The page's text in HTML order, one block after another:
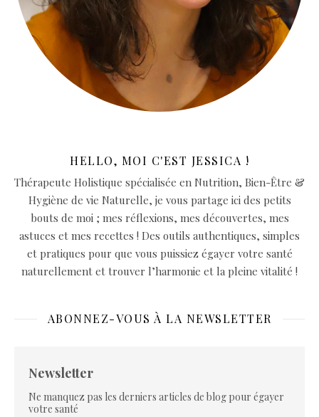
HELLO, MOI C'EST JESSICA !
Thérapeute Holistique spécialisée en Nutrition, Bien-Être &
Hygiène de vie Naturelle, je vous partage ici des petits
bouts de moi ; mes réflexions, mes découvertes, mes
astuces et mes recettes ! Des outils authentiques, simples
et pratiques pour que vous puissiez égayer votre santé
naturellement et trouver l’harmonie et la pleine vitalité !
ABONNEZ-VOUS À LA NEWSLETTER
Newsletter
Ne manquez pas les derniers articles de blog pour égayer
votre santé